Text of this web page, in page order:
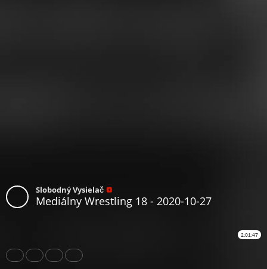
Slobodný Vysielač
Mediálny Wrestling 18 - 2020-10-27
2:01:47
Share Like